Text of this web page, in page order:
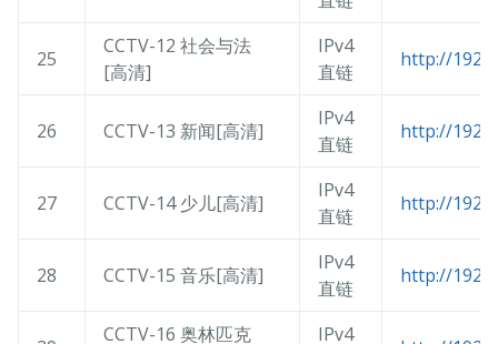
25
CCTV-12 社会与法
[高清]
IPv4
直链
http://
26 CCTV-13 新闻[高清]
IPv4
直链
http://
27 CCTV-14 少儿[高清]
IPv4
直链
http://
28 CCTV-15 音乐[高清]
IPv4
直链
http://
CCTV-16 奥林匹克
IPv4